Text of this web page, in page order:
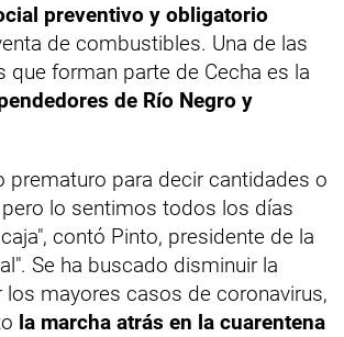
preventivo y obligatorio
de combustibles. Una de las
que forman parte de Cecha es la
de Río Negro y
prematuro para decir cantidades o
lo sentimos todos los días
contó Pinto, presidente de la
Se ha buscado disminuir la
los mayores casos de coronavirus,
la marcha atrás en la cuarentena